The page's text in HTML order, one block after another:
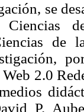
se
Ciencias
de
Web 2.0
P.